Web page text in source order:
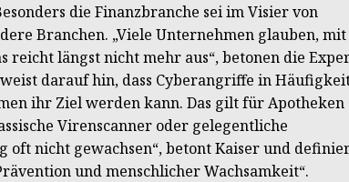
die Finanzbranche sei im Visier von
Branchen. „Viele Unternehmen glauben,
reicht längst nicht mehr aus“, betonen die
darauf hin, dass Cyberangriffe in
ihr Ziel werden kann. Das gilt für Apotheken
Virenscanner oder gelegentliche
oft nicht gewachsen“, betont Kaiser und
und menschlicher Wachsamkeit“.